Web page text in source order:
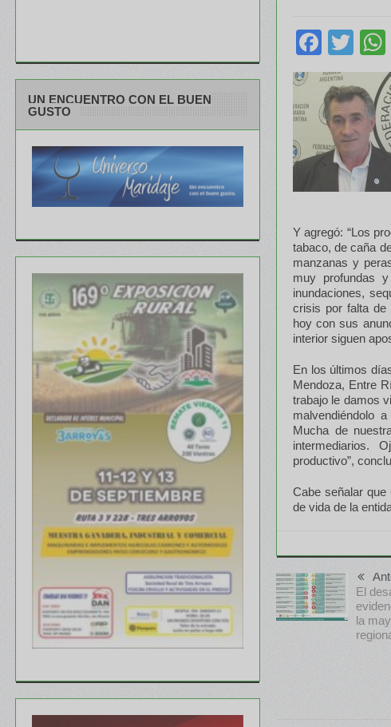
Y agregó: “Los
tabaco, de caña
manzanas y
muy profundas
inundaciones,
crisis por falta de
hoy con sus
interior siguen
En los últimos
Mendoza, Entre
trabajo le damos
malvendiéndolo
Mucha de
intermediarios.
productivo”,
Cabe señalar
de vida de la
El
la
UN ENCUENTRO CON EL BUEN
GUSTO